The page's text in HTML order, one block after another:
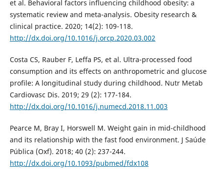
et al. Behavioral factors influencing childhood obesity: a
systematic review and meta-analysis. Obesity research &
clinical practice. 2020; 14(2): 109-118.
http://dx.doi.org/10.1016/j.orcp.2020.03.002
Costa CS, Rauber F, Leffa PS, et al. Ultra-processed food
consumption and its effects on anthropometric and glucose
profile: A longitudinal study during childhood. Nutr Metab
Cardiovasc Dis. 2019; 29 (2): 177-184.
http://dx.doi.org/10.1016/j.numecd.2018.11.003
Pearce M, Bray I, Horswell M. Weight gain in mid-childhood
and its relationship with the fast food environment. J Saúde
Pública (Oxf). 2018; 40 (2): 237-244.
http://dx.doi.org/10.1093/pubmed/fdx108